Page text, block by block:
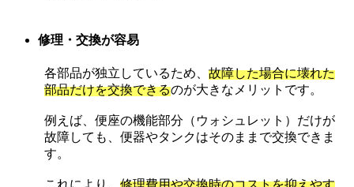
修理・交換が容易
各部品が独立しているため、 故障した場合に壊れた
部品だけを交換できるのが大きなメリットです。
例えば、便座の機能部分（ウォシュレット）だけが
故障しても、便器やタンクはそのままで交換できま
す。
これにより、 修理費用や交換時のコストを抑えやす